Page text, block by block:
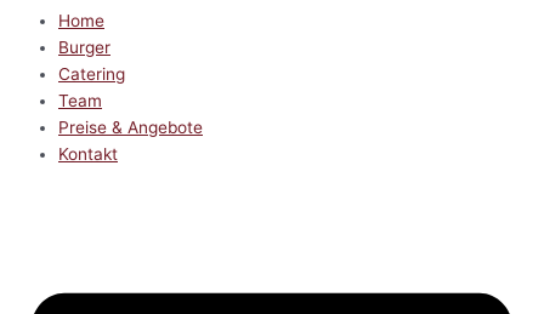
Home
Burger
Catering
Team
Preise & Angebote
Kontakt